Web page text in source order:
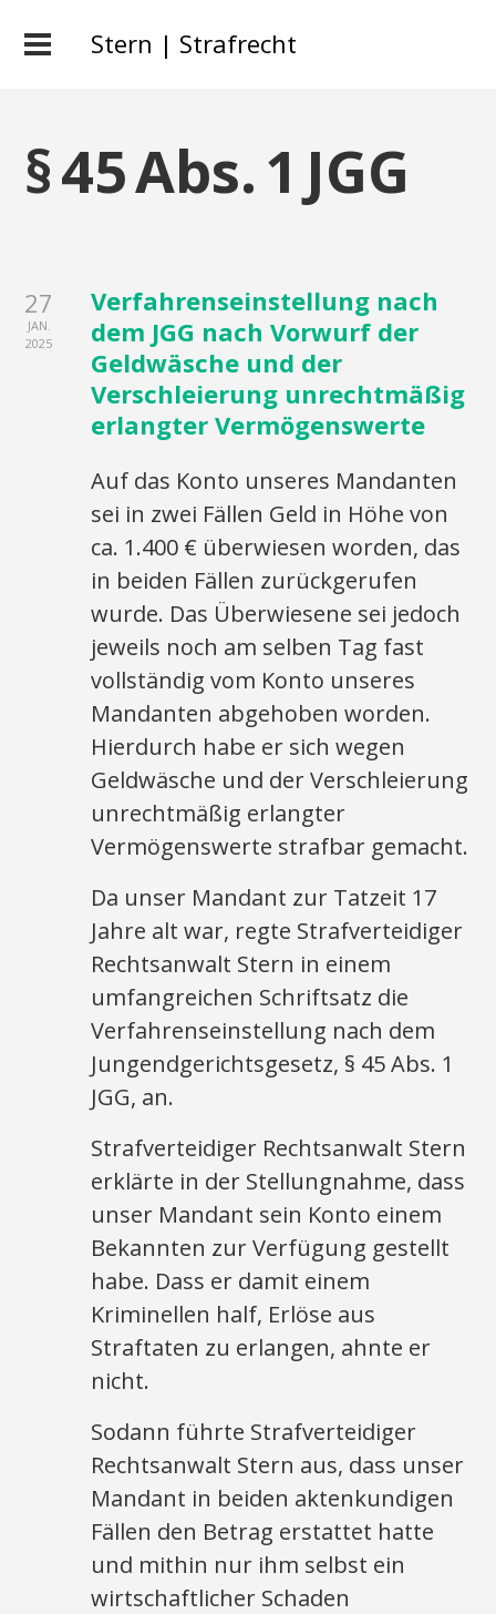
Stern | Strafrecht
§ 45 Abs. 1 JGG
27
JAN.
2025
Verfahrenseinstellung nach
dem JGG nach Vorwurf der
Geldwäsche und der
Verschleierung unrechtmäßig
erlangter Vermögenswerte
Auf das Konto unseres Mandanten
sei in zwei Fällen Geld in Höhe von
ca. 1.400 € überwiesen worden, das
in beiden Fällen zurückgerufen
wurde. Das Überwiesene sei jedoch
jeweils noch am selben Tag fast
vollständig vom Konto unseres
Mandanten abgehoben worden.
Hierdurch habe er sich wegen
Geldwäsche und der Verschleierung
unrechtmäßig erlangter
Vermögenswerte strafbar gemacht.
Da unser Mandant zur Tatzeit 17
Jahre alt war, regte Strafverteidiger
Rechtsanwalt Stern in einem
umfangreichen Schriftsatz die
Verfahrenseinstellung nach dem
Jungendgerichtsgesetz, § 45 Abs. 1
JGG, an.
Strafverteidiger Rechtsanwalt Stern
erklärte in der Stellungnahme, dass
unser Mandant sein Konto einem
Bekannten zur Verfügung gestellt
habe. Dass er damit einem
Kriminellen half, Erlöse aus
Straftaten zu erlangen, ahnte er
nicht.
Sodann führte Strafverteidiger
Rechtsanwalt Stern aus, dass unser
Mandant in beiden aktenkundigen
Fällen den Betrag erstattet hatte
und mithin nur ihm selbst ein
wirtschaftlicher Schaden